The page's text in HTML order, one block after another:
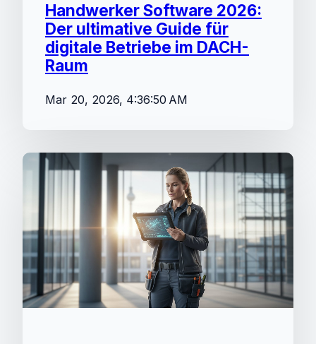
Handwerker Software 2026:
Der ultimative Guide für
digitale Betriebe im DACH-
Raum
Mar 20, 2026, 4:36:50 AM